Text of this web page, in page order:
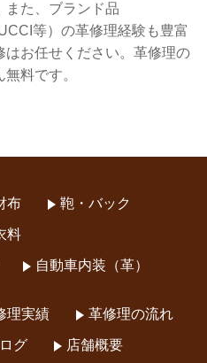
また、ブランド品
等）の革修理経験も豊富
お任せください。革修理の
料です。
布 鞄・バック
料
自動車内装（革）
理実績 革修理の流れ
グ 店舗概要